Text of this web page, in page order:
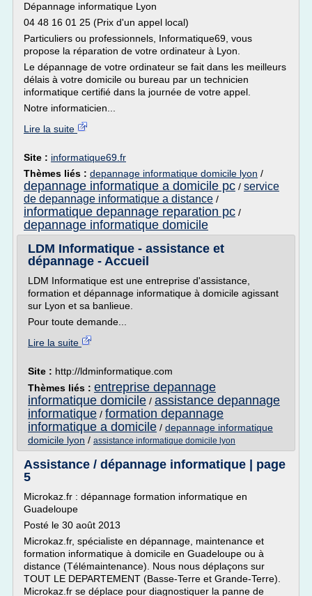
Dépannage informatique Lyon
04 48 16 01 25 (Prix d'un appel local)
Particuliers ou professionnels, Informatique69, vous
propose la réparation de votre ordinateur à Lyon.
Le dépannage de votre ordinateur se fait dans les meilleurs
délais à votre domicile ou bureau par un technicien
informatique certifié dans la journée de votre appel.
Notre informaticien...
Lire la suite
Site : informatique69.fr
Thèmes liés : depannage informatique domicile lyon /
depannage informatique a domicile pc / service
de depannage informatique a distance /
informatique depannage reparation pc /
depannage informatique domicile
LDM Informatique - assistance et
dépannage - Accueil
LDM Informatique est une entreprise d'assistance,
formation et dépannage informatique à domicile agissant
sur Lyon et sa banlieue.
Pour toute demande...
Lire la suite
Site : http://ldminformatique.com
Thèmes liés : entreprise depannage
informatique domicile / assistance depannage
informatique / formation depannage
informatique a domicile / depannage informatique
domicile lyon / assistance informatique domicile lyon
Assistance / dépannage informatique | page
5
Microkaz.fr : dépannage formation informatique en
Guadeloupe
Posté le 30 août 2013
Microkaz.fr, spécialiste en dépannage, maintenance et
formation informatique à domicile en Guadeloupe ou à
distance (Télémaintenance). Nous nous déplaçons sur
TOUT LE DEPARTEMENT (Basse-Terre et Grande-Terre).
Microkaz.fr se déplace pour diagnostiquer la panne de